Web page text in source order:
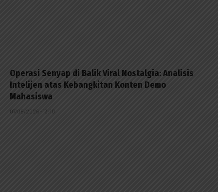
Operasi Senyap di Balik Viral Nostalgia: Analisis
Intelijen atas Kebangkitan Konten Demo
Mahasiswa
07/08/2026 - 13:10